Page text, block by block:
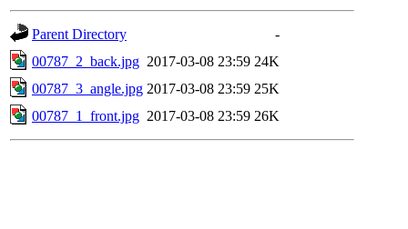
Parent Directory
-
00787_2_back.jpg 2017-03-08 23:59 24K
00787_3_angle.jpg 2017-03-08 23:59 25K
00787_1_front.jpg 2017-03-08 23:59 26K